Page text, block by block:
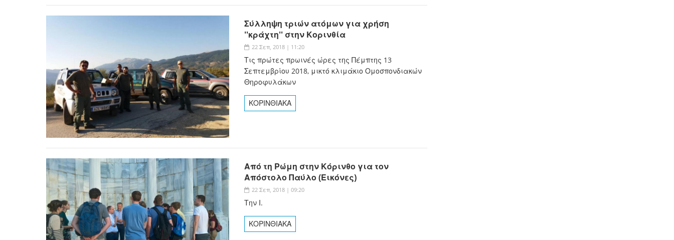
Σύλληψη τριών ατόμων για χρήση
''κράχτη'' στην Κορινθία
22 Σεπ, 2018 | 11:20
Τις πρώτες πρωινές ώρες της Πέμπτης 13
Σεπτεμβρίου 2018, μικτό κλιμάκιο Ομοσπονδιακών
Θηροφυλάκων
ΚΟΡΙΝΘΙΑΚΑ
Από τη Ρώμη στην Κόρινθο για τον
Απόστολο Παύλο (Εικόνες)
22 Σεπ, 2018 | 09:20
Την Ι.
ΚΟΡΙΝΘΙΑΚΑ